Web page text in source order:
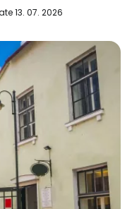
13. 07. 2026